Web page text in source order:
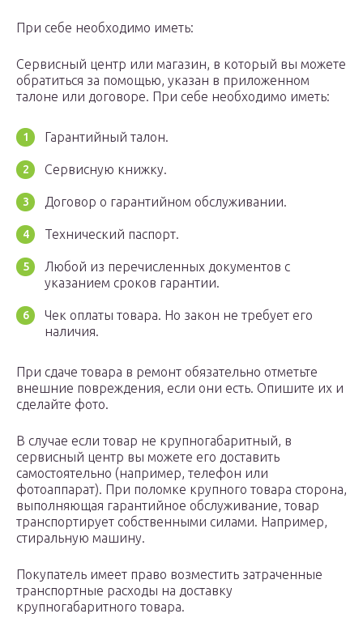
При себе необходимо иметь:
Сервисный центр или магазин, в который вы можете
обратиться за помощью, указан в приложенном
талоне или договоре. При себе необходимо иметь:
Гарантийный талон.
Сервисную книжку.
Договор о гарантийном обслуживании.
Технический паспорт.
Любой из перечисленных документов с
указанием сроков гарантии.
Чек оплаты товара. Но закон не требует его
наличия.
При сдаче товара в ремонт обязательно отметьте
внешние повреждения, если они есть. Опишите их и
сделайте фото.
В случае если товар не крупногабаритный, в
сервисный центр вы можете его доставить
самостоятельно (например, телефон или
фотоаппарат). При поломке крупного товара сторона,
выполняющая гарантийное обслуживание, товар
транспортирует собственными силами. Например,
стиральную машину.
Покупатель имеет право возместить затраченные
транспортные расходы на доставку
крупногабаритного товара.